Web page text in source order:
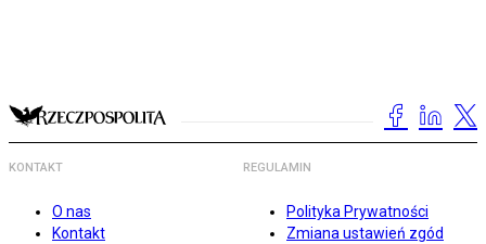
KONTAKT
O nas
Kontakt
REGULAMIN
Polityka Prywatności
Zmiana ustawień zgód